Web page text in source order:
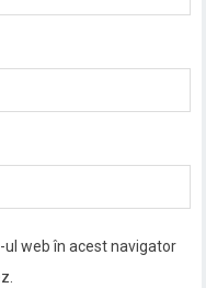
web în acest navigator